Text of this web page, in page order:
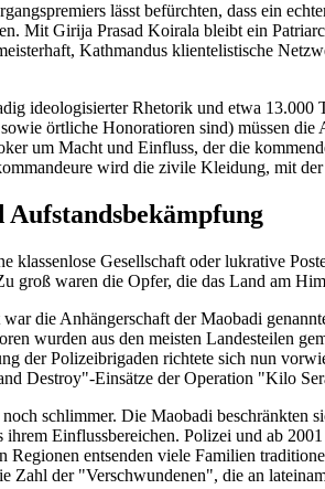
lässt befürchten, dass ein
Mit Girija Prasad Koirala bleibt ein
Kathmandus klientelistische
ideologisierter Rhetorik und etwa
örtliche Honoratioren sind) müssen
um Macht und Einfluss, der die
wird die zivile Kleidung, mit
klassenlose Gesellschaft oder lukrative
groß waren die Opfer, die das Land am
die Anhängerschaft der Maobadi
wurden aus den meisten Landesteilen
der Polizeibrigaden richtete sich nun
Destroy"-Einsätze der Operation "Kilo
schlimmer. Die Maobadi
ihrem Einflussbereichen. Polizei und ab
Regionen entsenden viele Familien
Zahl der "Verschwundenen", die an